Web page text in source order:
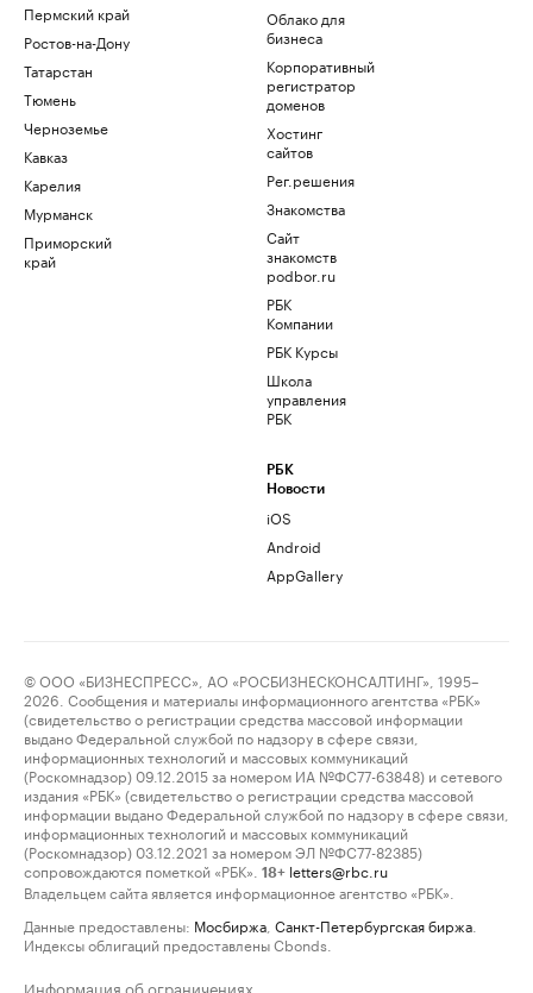
Пермский край
Ростов-на-Дону
Татарстан
Тюмень
Черноземье
Кавказ
Карелия
Мурманск
Приморский
край
Облако для
бизнеса
Корпоративный
регистратор
доменов
Хостинг
сайтов
Рег.решения
Знакомства
Сайт
знакомств
podbor.ru
РБК
Компании
РБК Курсы
Школа
управления
РБК
РБК
Новости
iOS
Android
AppGallery
© ООО «БИЗНЕСПРЕСС», АО «РОСБИЗНЕСКОНСАЛТИНГ», 1995–
2026. Сообщения и материалы информационного агентства «РБК»
(свидетельство о регистрации средства массовой информации
выдано Федеральной службой по надзору в сфере связи,
информационных технологий и массовых коммуникаций
(Роскомнадзор) 09.12.2015 за номером ИА №ФС77-63848) и сетевого
издания «РБК» (свидетельство о регистрации средства массовой
информации выдано Федеральной службой по надзору в сфере связи,
информационных технологий и массовых коммуникаций
(Роскомнадзор) 03.12.2021 за номером ЭЛ №ФС77-82385)
сопровождаются пометкой «РБК».
18+ letters@rbc.ru
Владельцем сайта является информационное агентство «РБК».
Данные предоставлены: Мосбиржа Санкт-Петербургская биржа
Индексы облигаций предоставлены Cbonds.
Информация об ограничениях